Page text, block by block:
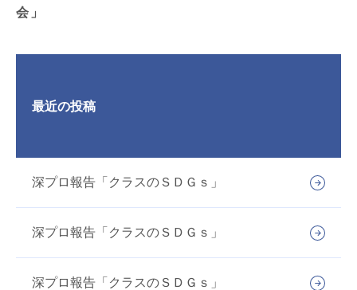
会」
最近の投稿
深プロ報告「クラスのＳＤＧｓ」
深プロ報告「クラスのＳＤＧｓ」
深プロ報告「クラスのＳＤＧｓ」